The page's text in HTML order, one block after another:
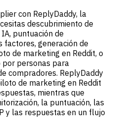
con ReplyDaddy, la
descubrimiento de
puntuación de
generación de
de marketing en Reddit, o
por personas para
compradores. ReplyDaddy
de marketing en Reddit
mientras que
la puntuación, las
y las respuestas en un flujo